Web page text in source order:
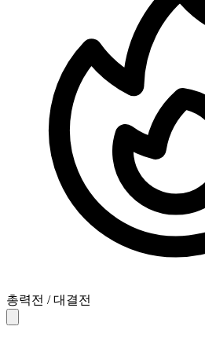
총력전 / 대결전